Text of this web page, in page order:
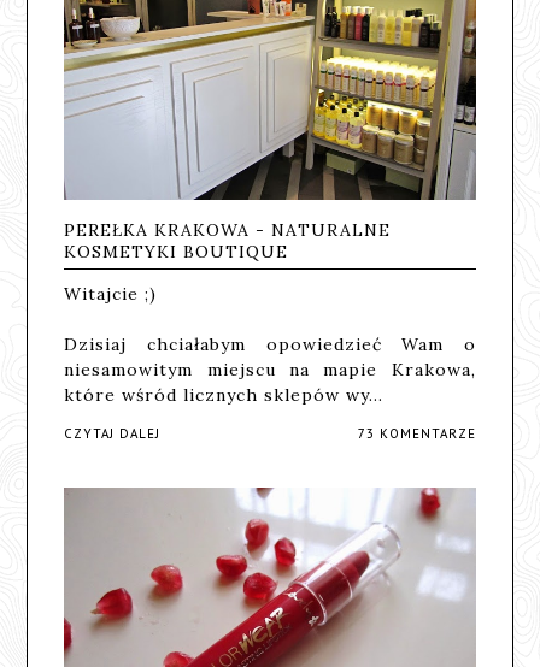
PEREŁKA KRAKOWA - NATURALNE
KOSMETYKI BOUTIQUE
Witajcie ;)
Dzisiaj chciałabym opowiedzieć Wam o
niesamowitym miejscu na mapie Krakowa,
które wśród licznych sklepów wy…
CZYTAJ DALEJ 73 KOMENTARZE